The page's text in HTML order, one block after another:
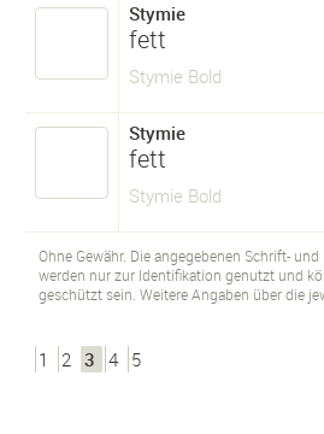
Stymie
fett
Stymie Bold
Stymie
fett
Stymie Bold
Ohne Gewähr. Die angegebenen Schrift-
werden nur zur Identifikation genutzt und
geschützt sein. Weitere Angaben über die
1 2 3 4 5